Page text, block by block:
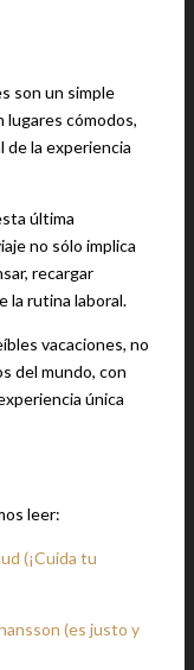
son un simple
lugares cómodos,
la experiencia
última
no sólo implica
recargar
la rutina laboral.
vacaciones, no
del mundo, con
única
leer:
(¡Cuida tu
(es justo y